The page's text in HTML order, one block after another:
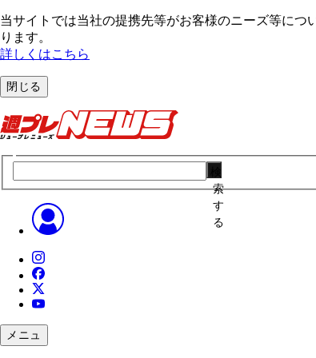
当サイトでは当社の提携先等がお客様のニーズ等につ
ります。
詳しくはこちら
閉じる
索
す
る
メニュ